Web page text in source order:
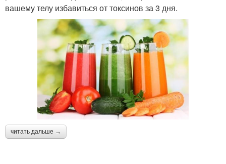
вашему телу избавиться от токсинов за 3 дня.
читать дальше →